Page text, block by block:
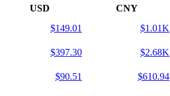
CNY
USD
$1.01K
$149.01
$2.68K
$397.30
$610.94
$90.51